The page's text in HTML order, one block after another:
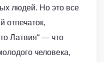
людей. Но это все
отпечаток,
Латвия“ — что
человека,